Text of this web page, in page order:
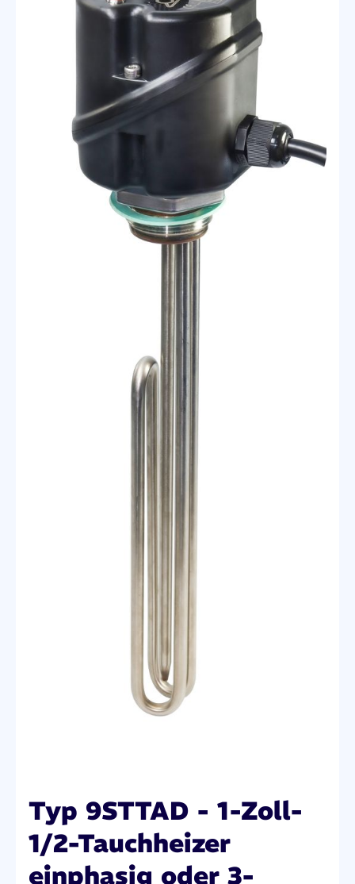
Typ 9STTAD - 1-Zoll-
1/2-Tauchheizer
einphasig oder 3-